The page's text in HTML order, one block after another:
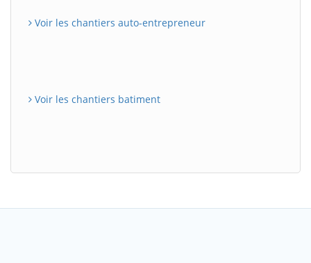
Voir les chantiers auto-entrepreneur
Voir les chantiers batiment